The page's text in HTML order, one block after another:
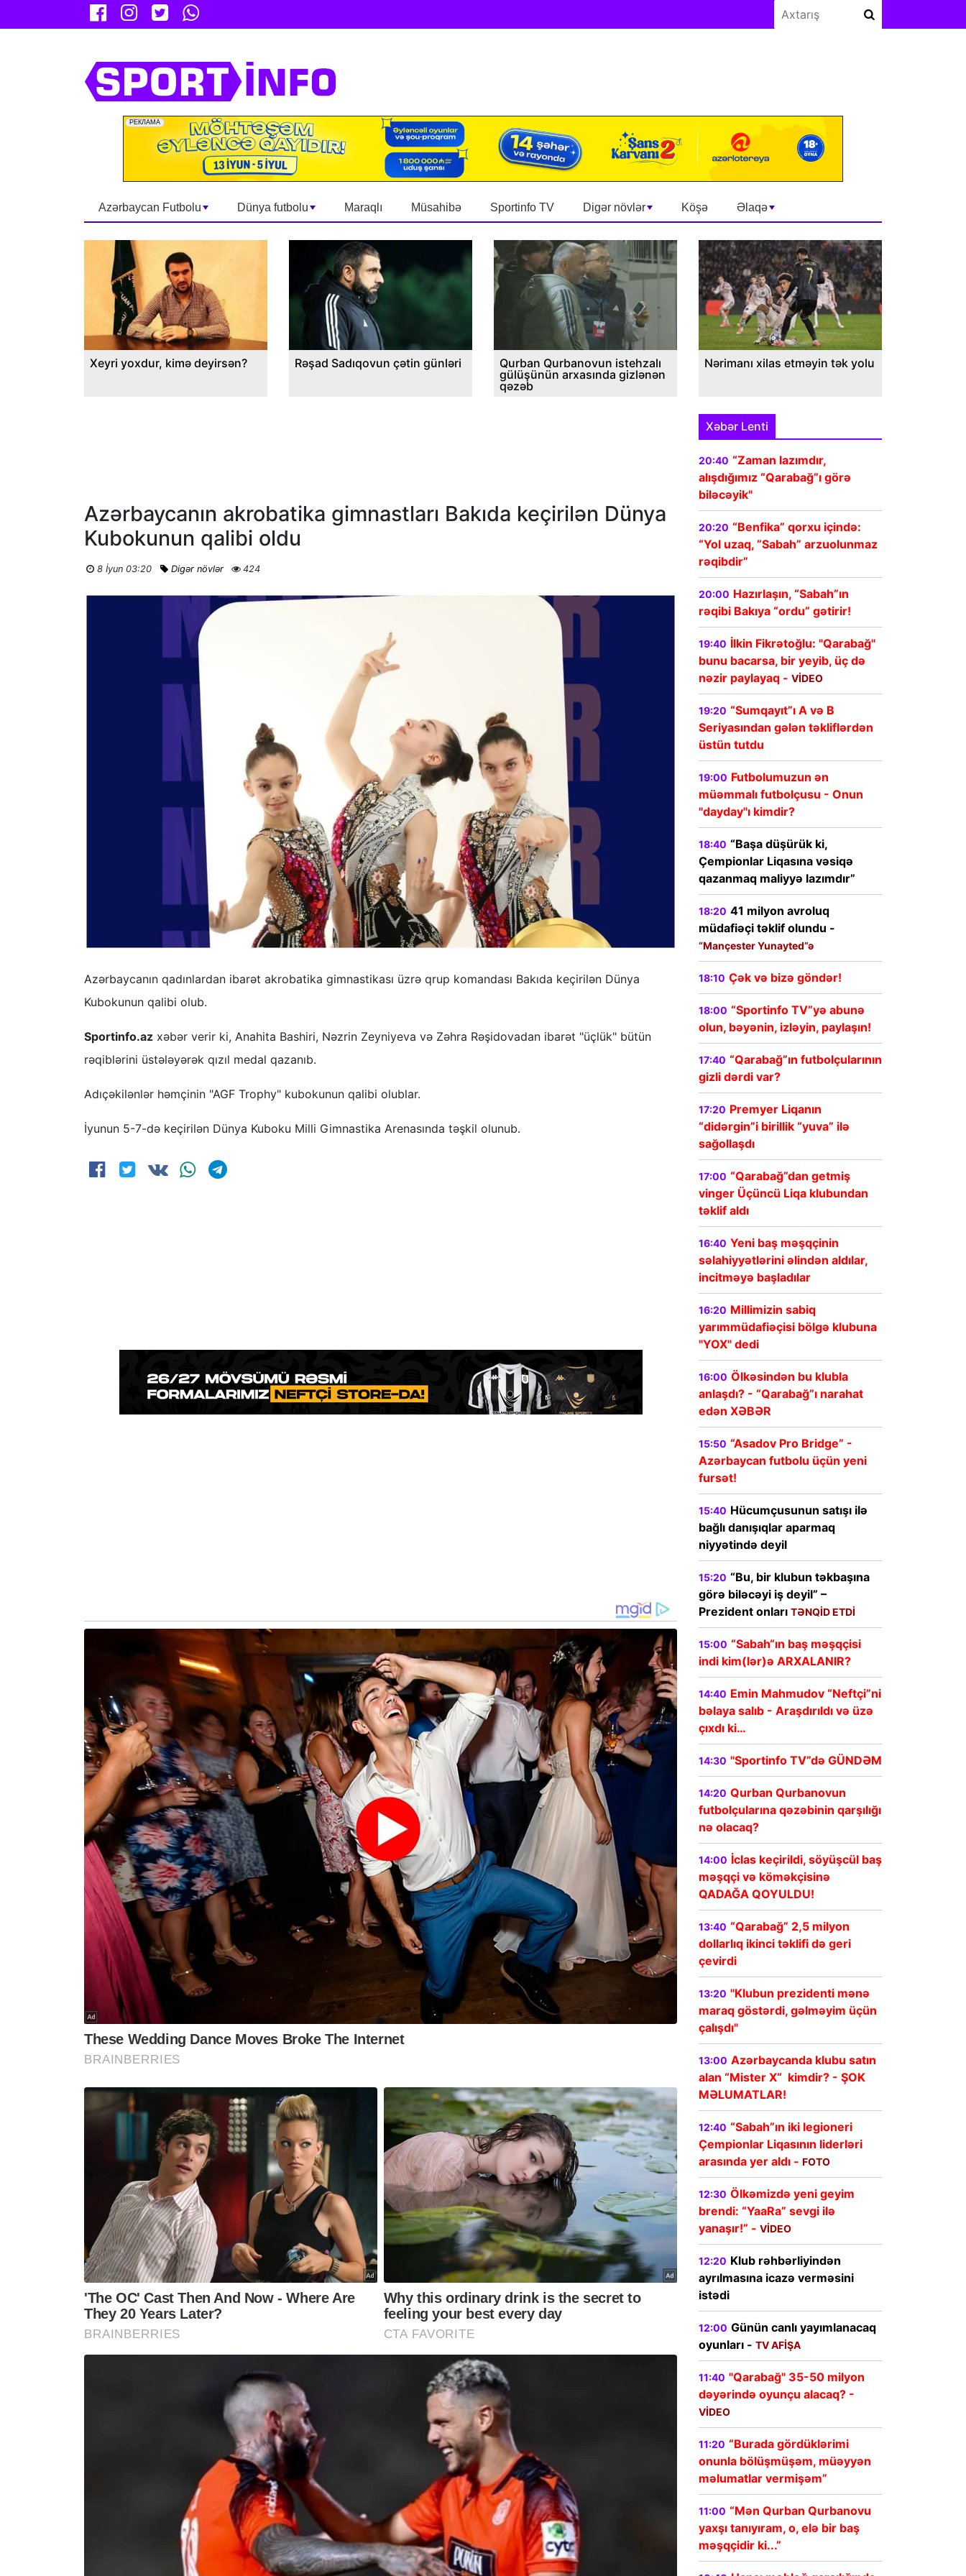
Azərbaycan Futbolu Dünya futbolu Maraqlı Müsahibə Sportinfo TV Digər növlər Köşə Əlaqə
Xeyri yoxdur, kimə deyirsən? Rəşad Sadıqovun çətin günləri
Qurban Qurbanovun istehzalı
gülüşünün arxasında gizlənən
qəzəb
Nərimanı xilas etməyin tək yolu
Azərbaycanın akrobatika gimnastları Bakıda keçirilən Dünya
Kubokunun qalibi oldu
8 İyun 03:20 Digər növlər 424
Azərbaycanın qadınlardan ibarət akrobatika gimnastikası üzrə qrup komandası Bakıda keçirilən Dünya
Kubokunun qalibi olub.
Sportinfo.az xəbər verir ki, Anahita Bashiri, Nəzrin Zeyniyeva və Zəhra Rəşidovadan ibarət "üçlük" bütün
rəqiblərini üstələyərək qızıl medal qazanıb.
Adıçəkilənlər həmçinin "AGF Trophy" kubokunun qalibi olublar.
İyunun 5-7-də keçirilən Dünya Kuboku Milli Gimnastika Arenasında təşkil olunub.
Xəbər Lenti
20:40 “Zaman lazımdır,
alışdığımız “Qarabağ”ı görə
biləcəyik"
20:20 “Benfika” qorxu içində:
“Yol uzaq, ”Sabah” arzuolunmaz
rəqibdir”
20:00 Hazırlaşın, “Sabah”ın
rəqibi Bakıya “ordu” gətirir!
19:40 İlkin Fikrətoğlu: "Qarabağ"
bunu bacarsa, bir yeyib, üç də
nəzir paylayaq - VİDEO
19:20 “Sumqayıt”ı A və B
Seriyasından gələn təkliflərdən
üstün tutdu
19:00 Futbolumuzun ən
müəmmalı futbolçusu - Onun
"dayday"ı kimdir?
18:40 “Başa düşürük ki,
Çempionlar Liqasına vəsiqə
qazanmaq maliyyə lazımdır”
18:20 41 milyon avroluq
müdafiəçi təklif olundu -
“Mançester Yunayted”ə
18:10 Çək və bizə göndər!
18:00 “Sportinfo TV”yə abunə
olun, bəyənin, izləyin, paylaşın!
17:40 “Qarabağ”ın futbolçularının
gizli dərdi var?
17:20 Premyer Liqanın
“didərgin”i birillik “yuva” ilə
sağollaşdı
17:00 “Qarabağ”dan getmiş
vinger Üçüncü Liqa klubundan
təklif aldı
16:40 Yeni baş məşqçinin
səlahiyyətlərini əlindən aldılar,
incitməyə başladılar
16:20 Millimizin sabiq
yarımmüdafiəçisi bölgə klubuna
"YOX" dedi
16:00 Ölkəsindən bu klubla
anlaşdı? - “Qarabağ”ı narahat
edən XƏBƏR
15:50 “Asadov Pro Bridge” -
Azərbaycan futbolu üçün yeni
fursət!
15:40 Hücumçusunun satışı ilə
bağlı danışıqlar aparmaq
niyyətində deyil
15:20 “Bu, bir klubun təkbaşına
görə biləcəyi iş deyil” –
Prezident onları TƏNQİD ETDİ
15:00 “Sabah“ın baş məşqçisi
indi kim(lər)ə ARXALANIR?
14:40 Emin Mahmudov “Neftçi”ni
bəlaya salıb - Araşdırıldı və üzə
çıxdı ki…
14:30 "Sportinfo TV”də GÜNDƏM
14:20 Qurban Qurbanovun
futbolçularına qəzəbinin qarşılığı
nə olacaq?
14:00 İclas keçirildi, söyüşcül baş
məşqçi və köməkçisinə
QADAĞA QOYULDU!
13:40 “Qarabağ” 2,5 milyon
dollarlıq ikinci təklifi də geri
çevirdi
13:20 "Klubun prezidenti mənə
maraq göstərdi, gəlməyim üçün
çalışdı"
13:00 Azərbaycanda klubu satın
alan “Mister X“ kimdir? - ŞOK
MƏLUMATLAR!
12:40 “Sabah”ın iki legioneri
Çempionlar Liqasının liderləri
arasında yer aldı - FOTO
12:30 Ölkəmizdə yeni geyim
brendi: “YaaRa” sevgi ilə
yanaşır!” - VİDEO
12:20 Klub rəhbərliyindən
ayrılmasına icazə verməsini
istədi
12:00 Günün canlı yayımlanacaq
oyunları - TV AFİŞA
11:40 "Qarabağ" 35-50 milyon
dəyərində oyunçu alacaq? -
VİDEO
11:20 “Burada gördüklərimi
onunla bölüşmüşəm, müəyyən
məlumatlar vermişəm”
11:00 “Mən Qurban Qurbanovu
yaxşı tanıyıram, o, elə bir baş
məşqçidir ki...”